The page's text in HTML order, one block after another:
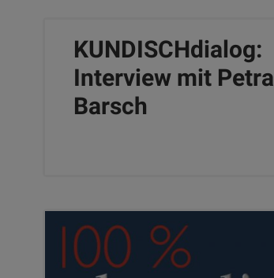
KUNDISCHdialog:
Interview mit Petra
Barsch